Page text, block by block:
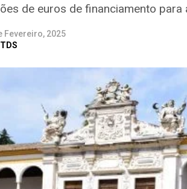
de euros de financiamento
Fevereiro, 2025